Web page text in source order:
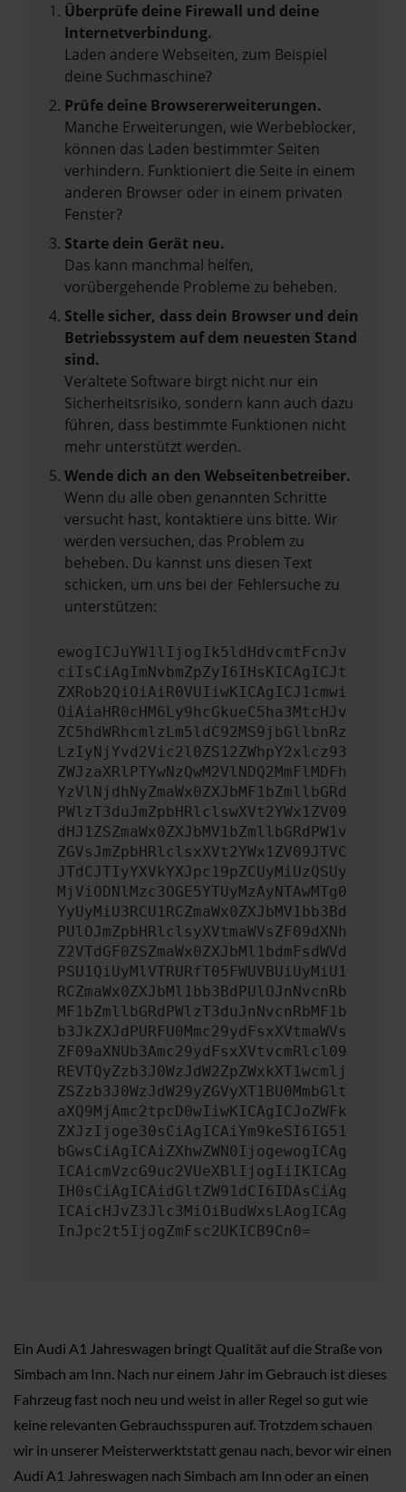
Überprüfe deine Firewall und deine
Internetverbindung.
Laden andere Webseiten, zum Beispiel
deine Suchmaschine?
Prüfe deine Browsererweiterungen.
Manche Erweiterungen, wie Werbeblocker,
können das Laden bestimmter Seiten
verhindern. Funktioniert die Seite in einem
anderen Browser oder in einem privaten
Fenster?
Starte dein Gerät neu.
Das kann manchmal helfen,
vorübergehende Probleme zu beheben.
Stelle sicher, dass dein Browser und dein
Betriebssystem auf dem neuesten Stand
sind.
Veraltete Software birgt nicht nur ein
Sicherheitsrisiko, sondern kann auch dazu
führen, dass bestimmte Funktionen nicht
mehr unterstützt werden.
Wende dich an den Webseitenbetreiber.
Wenn du alle oben genannten Schritte
versucht hast, kontaktiere uns bitte. Wir
werden versuchen, das Problem zu
beheben. Du kannst uns diesen Text
schicken, um uns bei der Fehlersuche zu
unterstützen:
ewogICJuYW1lIjogIk5ldHdvcmtFcnJv
ciIsCiAgImNvbmZpZyI6IHsKICAgICJt
ZXRob2QiOiAiR0VUIiwKICAgICJ1cmwi
OiAiaHR0cHM6Ly9hcGkueC5ha3MtcHJv
ZC5hdWRhcmlzLm5ldC92MS9jbGllbnRz
LzIyNjYvd2Vic2l0ZS12ZWhpY2xlcz93
ZWJzaXRlPTYwNzQwM2VlNDQ2MmFlMDFh
YzVlNjdhNyZmaWx0ZXJbMF1bZmllbGRd
PWlzT3duJmZpbHRlclswXVt2YWx1ZV09
dHJ1ZSZmaWx0ZXJbMV1bZmllbGRdPW1v
ZGVsJmZpbHRlclsxXVt2YWx1ZV09JTVC
JTdCJTIyYXVkYXJpc19pZCUyMiUzQSUy
MjViODNlMzc3OGE5YTUyMzAyNTAwMTg0
YyUyMiU3RCU1RCZmaWx0ZXJbMV1bb3Bd
PUlOJmZpbHRlclsyXVtmaWVsZF09dXNh
Z2VTdGF0ZSZmaWx0ZXJbMl1bdmFsdWVd
PSU1QiUyMlVTRURfT05FWUVBUiUyMiU1
RCZmaWx0ZXJbMl1bb3BdPUlOJnNvcnRb
MF1bZmllbGRdPWlzT3duJnNvcnRbMF1b
b3JkZXJdPURFU0Mmc29ydFsxXVtmaWVs
ZF09aXNUb3Amc29ydFsxXVtvcmRlcl09
REVTQyZzb3J0WzJdW2ZpZWxkXT1wcmlj
ZSZzb3J0WzJdW29yZGVyXT1BU0MmbGlt
aXQ9MjAmc2tpcD0wIiwKICAgICJoZWFk
ZXJzIjoge30sCiAgICAiYm9keSI6IG51
bGwsCiAgICAiZXhwZWN0IjogewogICAg
ICAicmVzcG9uc2VUeXBlIjogIiIKICAg
IH0sCiAgICAidGltZW91dCI6IDAsCiAg
ICAicHJvZ3Jlc3MiOiBudWxsLAogICAg
InJpc2t5IjogZmFsc2UKICB9Cn0=
Ein Audi A1 Jahreswagen bringt Qualität auf die Straße von
Simbach am Inn. Nach nur einem Jahr im Gebrauch ist dieses
Fahrzeug fast noch neu und weist in aller Regel so gut wie
keine relevanten Gebrauchsspuren auf. Trotzdem schauen
wir in unserer Meisterwerktstatt genau nach, bevor wir einen
Audi A1 Jahreswagen nach Simbach am Inn oder an einen